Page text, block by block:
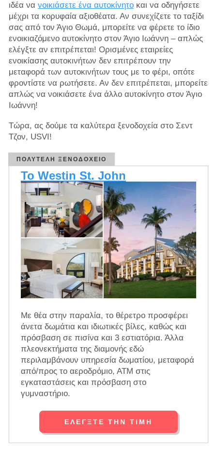
ιδέα να νοικιάσετε ένα αυτοκίνητοκαι να οδηγήσετε
μέχρι τα κορυφαία αξιοθέατα. Αν συνεχίζετε το ταξίδι
σας από τον Άγιο Θωμά, μπορείτε να φέρετε το ίδιο
ενοικιαζόμενο αυτοκίνητο στον Άγιο Ιωάννη – απλώς
ελέγξτε αν επιτρέπεται! Ορισμένες εταιρείες
ενοικίασης αυτοκινήτων δεν επιτρέπουν την
μεταφορά των αυτοκινήτων τους με το φέρι, οπότε
φροντίστε να ρωτήσετε. Αν δεν επιτρέπεται, μπορείτε
απλώς να νοικιάσετε ένα άλλο αυτοκίνητο στον Άγιο
Ιωάννη!
Τώρα, ας δούμε τα καλύτερα ξενοδοχεία στο Σεντ
Τζον, USVI!
ΠΟΛΥΤΕΛΉ ΞΕΝΟΔΟΧΕΊΟ
Το Westin St. John
Με θέα στην παραλία, το θέρετρο προσφέρει
άνετα δωμάτια και ιδιωτικές βίλες, καθώς και
πρόσβαση σε πισίνα και 3 εστιατόρια. Άλλα
πλεονεκτήματα της διαμονής εδώ
περιλαμβάνουν υπηρεσία δωματίου, μεταφορά
από/προς το αεροδρόμιο, ΑΤΜ στις
εγκαταστάσεις και πρόσβαση στο
γυμναστήριο.
ΕΛΈΓΞΤΕ ΤΗΝ ΤΙΜΉ